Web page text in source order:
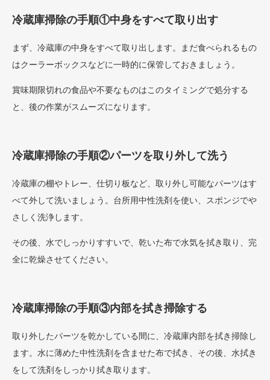
冷蔵庫掃除の手順①中身をすべて取り出す
まず、冷蔵庫の中身をすべて取り出します。まだ食べられるもの
はクーラーボックスなどに一時的に保管しておきましょう。
賞味期限切れの食品や不要なものはこのタイミングで処分する
と、後の作業がスムーズになります。
冷蔵庫掃除の手順②パーツを取り外して洗う
冷蔵庫の棚やトレー、仕切り板など、取り外し可能なパーツはす
べて外して洗いましょう。台所用中性洗剤を使い、スポンジでや
さしく洗浄します。
その後、水でしっかりすすいで、乾いた布で水気を拭き取り、完
全に乾燥させてください。
冷蔵庫掃除の手順③内部を拭き掃除する
取り外したパーツを乾かしている間に、冷蔵庫内部を拭き掃除し
ます。水に薄めた中性洗剤を含ませた布で拭き、その後、水拭き
をして洗剤をしっかり拭き取ります。